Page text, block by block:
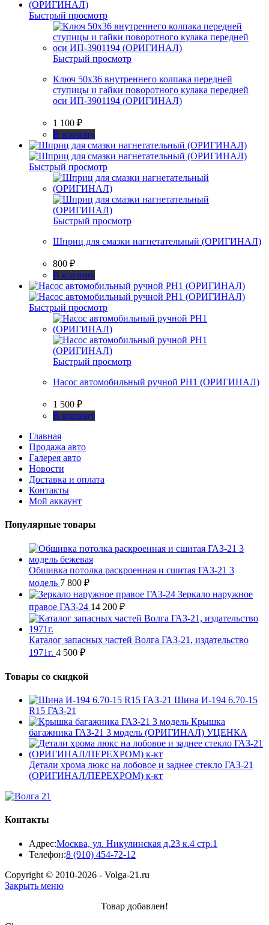
Быстрый просмотр
Быстрый просмотр
Ключ 50х36 внутреннего колпака передней
ступицы и гайки поворотного кулака передней
оси ИП-3901194 (ОРИГИНАЛ)
1 100 ₽
В корзину
Быстрый просмотр
Быстрый просмотр
Шприц для смазки нагнетательный (ОРИГИНАЛ)
800 ₽
В корзину
Быстрый просмотр
Быстрый просмотр
Насос автомобильный ручной РН1 (ОРИГИНАЛ)
1 500 ₽
В корзину
Главная
Продажа авто
Галерея авто
Новости
Доставка и оплата
Контакты
Мой аккаунт
Популярные товары
Обшивка потолка раскроенная и сшитая ГАЗ-21 3
модель 7 800 ₽
Зеркало наружное
правое ГАЗ-24 14 200 ₽
Каталог запасных частей Волга ГАЗ-21, издательство
1971г. 4 500 ₽
Товары со скидкой
Шина И-194 6.70-15
R15 ГАЗ-21
Крышка
багажника ГАЗ-21 3 модель (ОРИГИНАЛ) УЦЕНКА
Детали хрома люкс на лобовое и заднее стекло ГАЗ-21
(ОРИГИНАЛ/ПЕРЕХРОМ) к-кт
Контакты
Адрес:Москва, ул. Никулинская д.23 к.4 стр.1
Телефон:8 (910) 454-72-12
вашем
Copyright © 2010-2026 - Volga-21.ru
Закрыть меню
Товар добавлен!